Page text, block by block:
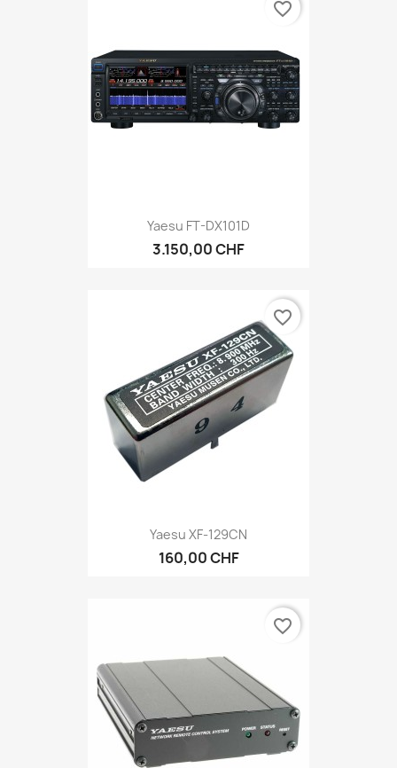
Yaesu FT-DX101D
3.150,00 CHF
favorite_border
Yaesu XF-129CN
160,00 CHF
favorite_border
favorite_border